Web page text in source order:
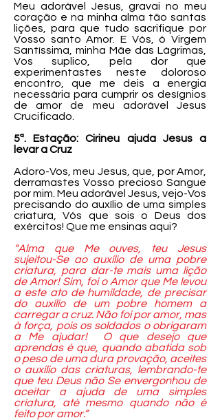
Meu adorável Jesus, gravai no meu
coração e na minha alma tão santas
lições, para que tudo sacrifique por
Vosso santo Amor. E Vós, ó Virgem
Santíssima, minha Mãe das Lágrimas,
Vos suplico, pela dor que
experimentastes neste doloroso
encontro, que me deis a energia
necessária para cumprir os desígnios
de amor de meu adorável Jesus
Crucificado.
5ª. Estação: Cirineu ajuda Jesus a
levar a Cruz
Adoro-Vos, meu Jesus, que, por Amor,
derramastes Vosso precioso Sangue
por mim. Meu adorável Jesus, vejo-Vos
precisando do auxílio de uma simples
criatura, Vós que sois o Deus dos
exércitos! Que me ensinas aqui?
“Alma que Me ouves, teu Jesus
sujeitou-Se ao auxílio de uma pobre
criatura, para dar-te mais uma lição
de Amor! Sim, foi o Amor que Me levou
a este ato de humildade, de precisar
do auxílio de um pobre homem a
carregar a cruz. Não foi por amor, mas
à força, pois os soldados o obrigaram
a Me ajudar! O que desejo que
aprendas é que, quando abatida sob
o peso de uma dura provação, aceites
o auxílio das criaturas, lembrando-te
que teu Deus não Se envergonhou de
aceitar a ajuda de uma simples
criatura, até mesmo quando não é
feito por amor.”